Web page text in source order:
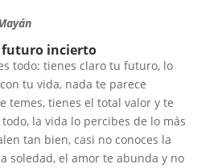
futuro incierto
todo: tienes claro tu futuro, lo
tu vida, nada te parece
temes, tienes el total valor y te
la vida lo percibes de lo más
tan bien, casi no conoces la
soledad, el amor te abunda y no